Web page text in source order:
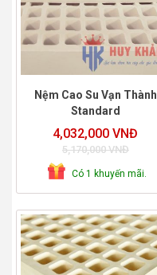
Nệm Cao Su Vạn Thành
Standard
4,032,000 VNĐ
5,170,000 VNĐ
Có 1 khuyến mãi.